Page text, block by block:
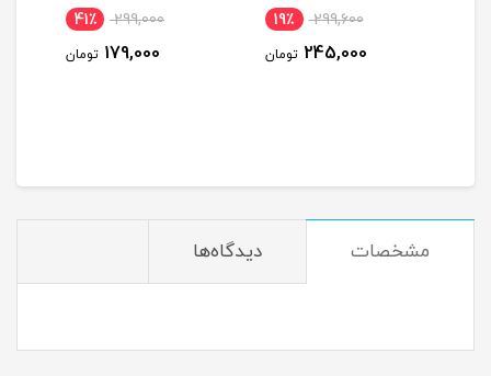
299,600 19٪
245,000 تومان
299,000 41٪
179,000 تومان
مشخصات دیدگاه‌ها